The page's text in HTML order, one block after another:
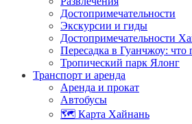
Достопримечательности
Экскурсии и гиды
Достопримечательности
Пересадка в Гуанчжоу: что
Тропический парк Ялонг
Транспорт и аренда
Аренда и прокат
Автобусы
🗺️ Карта Хайнань